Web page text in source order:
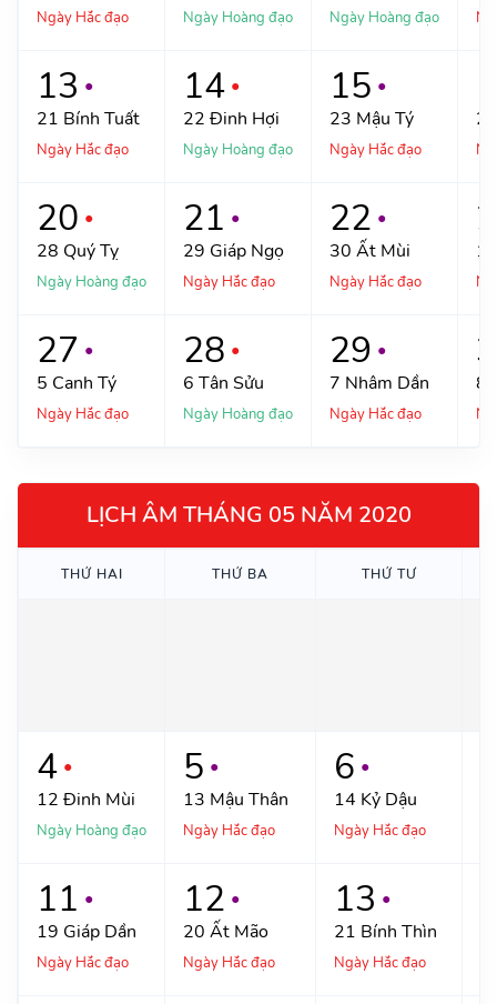
Ngày Hắc đạo Ngày Hoàng đạo Ngày Hoàng đạo
13 ●
21 Bính Tuất
Ngày Hắc đạo
14 ●
22 Đinh Hợi
Ngày Hoàng đạo
15 ●
23 Mậu Tý
Ngày Hắc đạo
20 ●
28 Quý Tỵ
Ngày Hoàng đạo
21 ●
29 Giáp Ngọ
Ngày Hắc đạo
22 ●
30 Ất Mùi
Ngày Hắc đạo
27 ●
5 Canh Tý
Ngày Hắc đạo
28 ●
6 Tân Sửu
Ngày Hoàng đạo
29 ●
7 Nhâm Dần
Ngày Hắc đạo
8
LỊCH ÂM THÁNG 05 NĂM 2020
THỨHAI THỨ BA THỨTƯ
4 ●
12 Đinh Mùi
Ngày Hoàng đạo
5 ●
13 Mậu Thân
Ngày Hắc đạo
6 ●
14 Kỷ Dậu
Ngày Hắc đạo
11 ●
19 Giáp Dần
Ngày Hắc đạo
12 ●
20 Ất Mão
Ngày Hắc đạo
13 ●
21 Bính Thìn
Ngày Hắc đạo